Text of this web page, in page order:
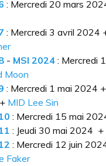
: Mercredi 20 mars
: Mercredi 3 avril 2024
- MSI 2024 : Mercredi
Moon
: Mercredi 1 mai 2024 +
+ MID Lee Sin
: Mercredi 15 mai
: Jeudi 30 mai 2024 +
: Mercredi 12 juin
Faker